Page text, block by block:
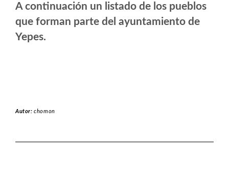
A continuación un listado de los pueblos
que forman parte del ayuntamiento de
Yepes.
Autor:chomon